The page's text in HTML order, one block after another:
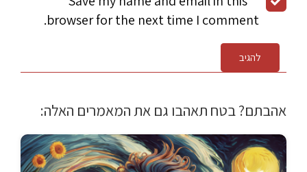
browser for the next time I comment.
להגיב
אהבתם? בטח תאהבו גם את המאמרים האלה: